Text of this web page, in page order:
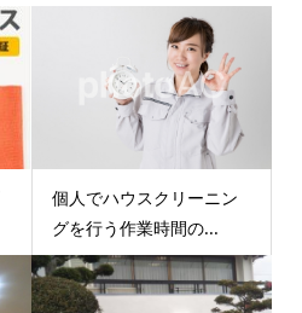
個人でハウスクリーニン
グを行う作業時間の...